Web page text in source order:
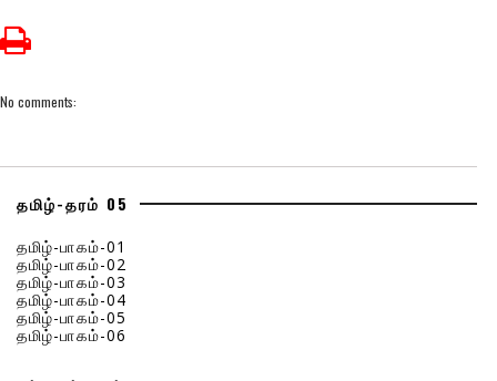
No comments:
தமிழ்-தரம் 05
தமிழ்-பாகம்-01
தமிழ்-பாகம்-02
தமிழ்-பாகம்-03
தமிழ்-பாகம்-04
தமிழ்-பாகம்-05
தமிழ்-பாகம்-06